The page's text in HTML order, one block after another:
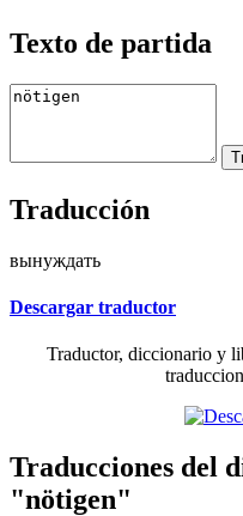
Texto de partida
Traducción
вынуждать
Descargar traductor
Traductor, diccionario y
Traducciones del
"nötigen"